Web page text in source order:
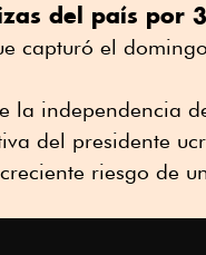
del país por
capturó el
la independencia
del presidente
riesgo de